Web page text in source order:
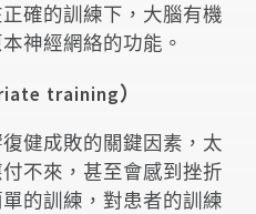
確的訓練下，大腦有機
神經網絡的功能。
training）
健成敗的關鍵因素，太
不來，甚至會感到挫折
的訓練，對患者的訓練